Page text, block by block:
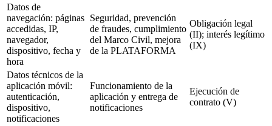
Datos de
navegación: páginas
accedidas, IP,
navegador,
dispositivo, fecha y
hora
Seguridad, prevención
de fraudes, cumplimiento
del Marco Civil, mejora
de la PLATAFORMA
Obligación legal
(II); interés legítimo
(IX)
Datos técnicos de la
aplicación móvil:
autenticación,
dispositivo,
notificaciones
Funcionamiento de la
aplicación y entrega de
notificaciones
Ejecución de
contrato (V)